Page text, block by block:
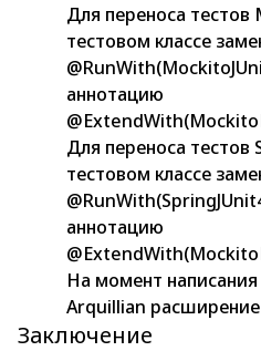
Для переноса
тестовом классе
аннотацию
Для переноса
тестовом классе
аннотацию
На момент
Arquillian
Заключение